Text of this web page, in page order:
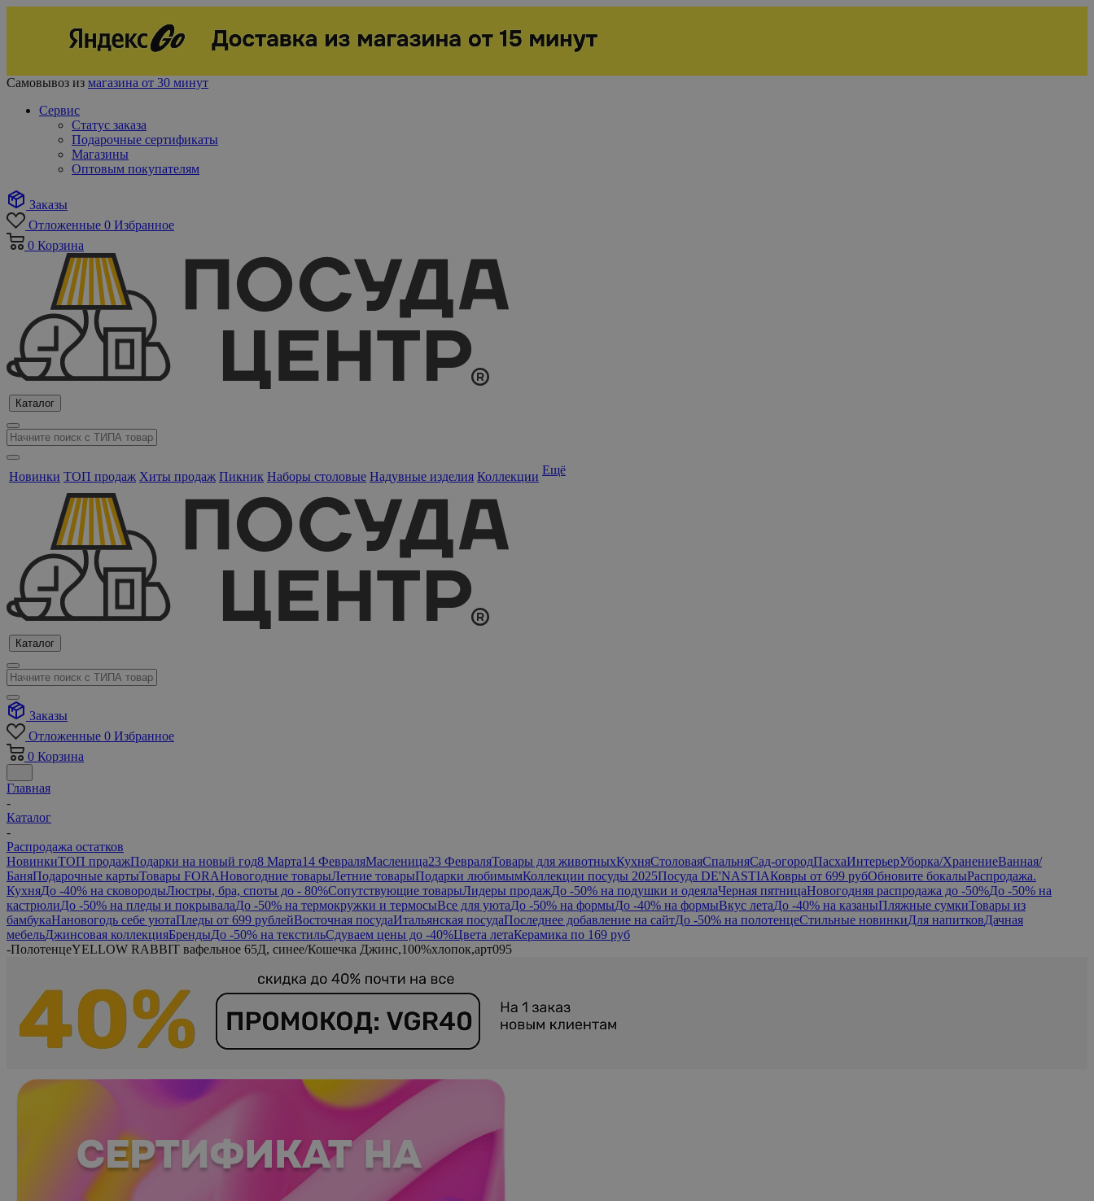
Самовывоз из магазина от 30 минут
Сервис
Статус заказа
Подарочные сертификаты
Магазины
Оптовым покупателям
Заказы
Отложенные 0 Избранное
0 Корзина
Каталог
Новинки ТОП продаж Хиты продаж Пикник Наборы столовые Надувные изделия Коллекции Ещё
Каталог
Заказы
Отложенные 0 Избранное
0 Корзина
Главная
-
Каталог
-
Распродажа остатков
НовинкиТОП продажПодарки на новый год8 Марта14 ФевраляМасленица23 ФевраляТовары для животныхКухняСтоловаяСпальняСад-огородПасхаИнтерьерУборка/ХранениеВанная/
БаняПодарочные картыТовары FORAНовогодние товарыЛетние товарыПодарки любимымКоллекции посуды 2025Посуда DE'NASTIAКовры от 699 рубОбновите бокалыРаспродажа.
КухняДо -40% на сковородыЛюстры, бра, споты до - 80%Сопутствующие товарыЛидеры продажДо -50% на подушки и одеялаЧерная пятницаНовогодняя распродажа до -50%До -50% на
кастрюлиДо -50% на пледы и покрывалаДо -50% на термокружки и термосыВсе для уютаДо -50% на формыДо -40% на формыВкус летаДо -40% на казаныПляжные сумкиТовары из
бамбукаНановогодь себе уютаПледы от 699 рублейВосточная посудаИтальянская посудаПоследнее добавление на сайтДо -50% на полотенцеСтильные новинкиДля напитковДачная
мебельДжинсовая коллекцияБрендыДо -50% на текстильСдуваем цены до -40%Цвета летаКерамика по 169 руб
-ПолотенцеYELLOW RABBIT вафельное 65Д, синее/Кошечка Джинс,100%хлопок,арт095